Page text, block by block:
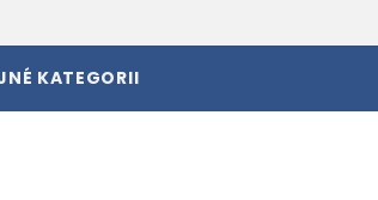
KATEGORII